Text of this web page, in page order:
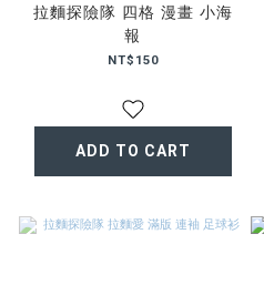
拉麵探險隊 四格 漫畫 小海
報
NT$150
ADD TO CART